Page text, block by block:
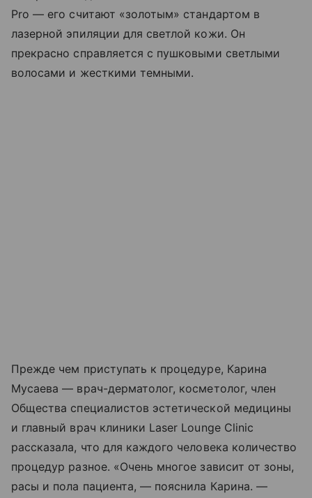
Pro — его считают «золотым» стандартом в
лазерной эпиляции для светлой кожи. Он
прекрасно справляется с пушковыми светлыми
волосами и жесткими темными.
Прежде чем приступать к процедуре, Карина
Мусаева — врач-дерматолог, косметолог, член
Общества специалистов эстетической медицины
и главный врач клиники Laser Lounge Clinic
рассказала, что для каждого человека количество
процедур разное. «Очень многое зависит от зоны,
расы и пола пациента, — пояснила Карина. —